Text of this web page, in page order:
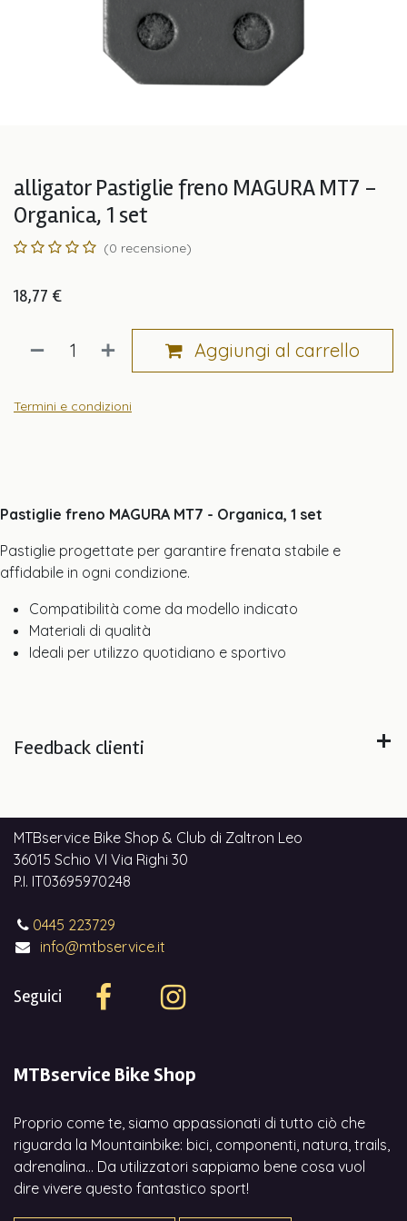
alligator Pastiglie freno MAGURA MT7 -
Organica, 1 set
(0 recensione)
18,77 €
Aggiungi al carrello
Termini e condizioni
Pastiglie freno MAGURA MT7 - Organica, 1 set
Pastiglie progettate per garantire frenata stabile e
affidabile in ogni condizione.
Compatibilità come da modello indicato
Materiali di qualità
Ideali per utilizzo quotidiano e sportivo
Feedback clienti
MTBservice Bike Shop & Club di Zaltron Leo
36015 Schio VI Via Righi 30
P.I. IT03695970248
0445 223729
info@mtbservice.it
Seguici
MTBservice Bike Shop
Proprio come te, siamo appassionati di tutto ciò che
riguarda la Mountainbike: bici, componenti, natura, trails,
adrenalina... Da utilizzatori sappiamo bene cosa vuol
dire vivere questo fantastico sport!